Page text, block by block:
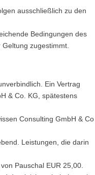
ausschließlich zu den
Bedingungen des
zugestimmt.
Ein Vertrag
& Co. KG, spätestens
Consulting GmbH & Co
Leistungen, die darin
Pauschal EUR 25,00.